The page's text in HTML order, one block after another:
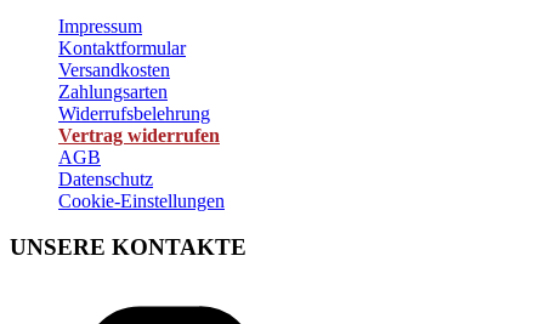
Impressum
Kontaktformular
Versandkosten
Zahlungsarten
Widerrufsbelehrung
Vertrag widerrufen
AGB
Datenschutz
Cookie-Einstellungen
UNSERE KONTAKTE